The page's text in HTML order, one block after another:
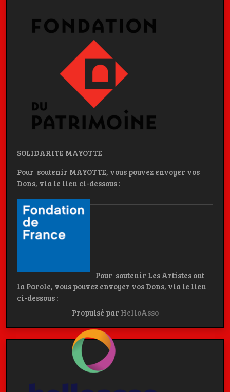
SOLIDARITE MAYOTTE
Pour soutenir MAYOTTE, vous pouvez envoyer vos
Dons, via le lien ci-dessous :
Pour soutenir Les Artistes ont
la Parole, vous pouvez envoyer vos Dons, via le lien
ci-dessous :
Propulsé par HelloAsso